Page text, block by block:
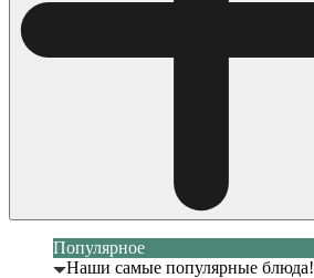
Популярное
Наши самые популярные блюда!